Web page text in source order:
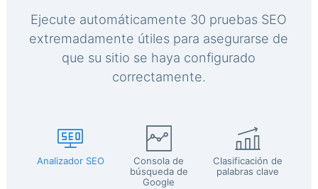
Ejecute automáticamente 30 pruebas SEO
extremadamente útiles para asegurarse de
que su sitio se haya configurado
correctamente.
Analizador SEO
Consola de
búsqueda de
Google
Clasificación de
palabras clave